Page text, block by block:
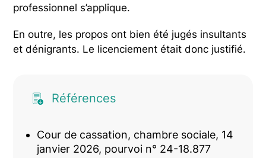
professionnel s’applique.
En outre, les propos ont bien été jugés insultants
et dénigrants. Le licenciement était donc justifié.
Références
Cour de cassation, chambre sociale, 14
janvier 2026, pourvoi n° 24-18.877